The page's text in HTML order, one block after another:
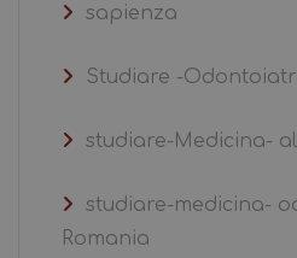
sapienza
Studiare -
studiare-Medicina-
studiare-medicina-
Romania